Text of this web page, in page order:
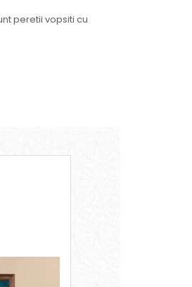
peretii vopsiti cu